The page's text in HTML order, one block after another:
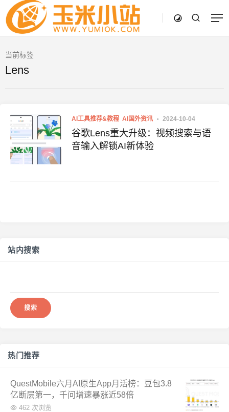
当前标签
Lens
AI工具推荐&教程 AI国外资讯 2024-10-04
谷歌Lens重大升级：视频搜索与语
音输入解锁AI新体验
站内搜索
热门推荐
QuestMobile六月AI原生App月活榜：豆包3.8
亿断层第一，千问增速暴涨近58倍
462 次浏览